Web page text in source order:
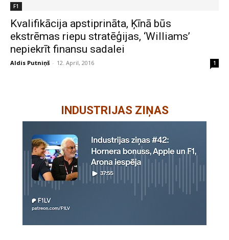
F1
Kvalifikācija apstiprināta, Ķīnā būs
ekstrēmas riepu stratēģijas, ‘Williams’
nepiekrīt finansu sadalei
Aldis Putniņš - 12. April, 2016 1
INDUSTRIJAS ZIŅAS